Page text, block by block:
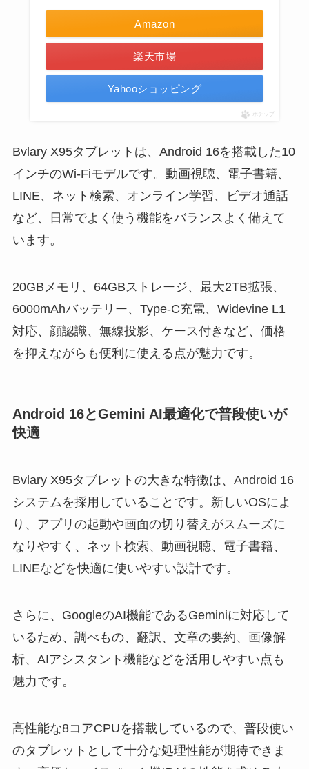
Amazon
楽天市場
Yahooショッピング
ポチップ
Bvlary X95タブレットは、Android 16を搭載した10
インチのWi-Fiモデルです。動画視聴、電子書籍、
LINE、ネット検索、オンライン学習、ビデオ通話
など、日常でよく使う機能をバランスよく備えて
います。
20GBメモリ、64GBストレージ、最大2TB拡張、
6000mAhバッテリー、Type-C充電、Widevine L1
対応、顔認識、無線投影、ケース付きなど、価格
を抑えながらも便利に使える点が魅力です。
Android 16とGemini AI最適化で普段使いが
快適
Bvlary X95タブレットの大きな特徴は、Android 16
システムを採用していることです。新しいOSによ
り、アプリの起動や画面の切り替えがスムーズに
なりやすく、ネット検索、動画視聴、電子書籍、
LINEなどを快適に使いやすい設計です。
さらに、GoogleのAI機能であるGeminiに対応して
いるため、調べもの、翻訳、文章の要約、画像解
析、AIアシスタント機能などを活用しやすい点も
魅力です。
高性能な8コアCPUを搭載しているので、普段使い
のタブレットとして十分な処理性能が期待できま